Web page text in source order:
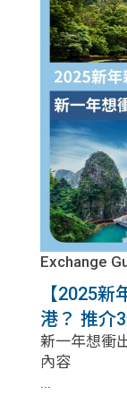
Exchange
【2025
港？ 推介
新一年想衝
內容
...